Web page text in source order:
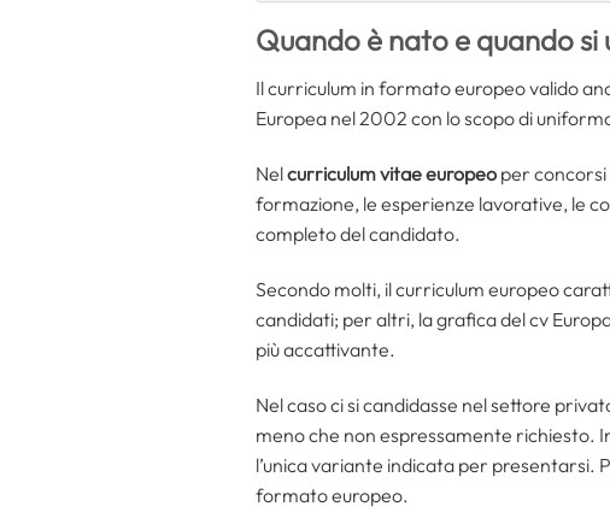
Quando è nato e quando si
Il curriculum in formato europeo valido
Europea nel 2002 con lo scopo di
Nelcurriculum vitae europeo per
formazione, le esperienze lavorative, le
completo del candidato.
Secondo molti, il curriculum europeo
candidati; per altri, la grafica del cv
più accattivante.
Nel caso ci si candidasse nel settore
meno che non espressamente richiesto.
l’unica variante indicata per presentarsi.
formato europeo.